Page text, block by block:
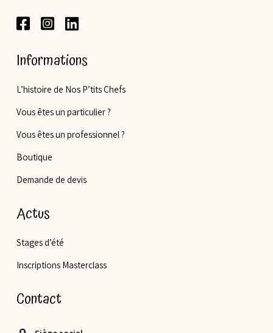
Informations
L’histoire de Nos P’tits Chefs
Vous êtes un particulier ?
Vous êtes un professionnel ?
Boutique
Demande de devis
Actus
Stages d’été
Inscriptions Masterclass
Contact